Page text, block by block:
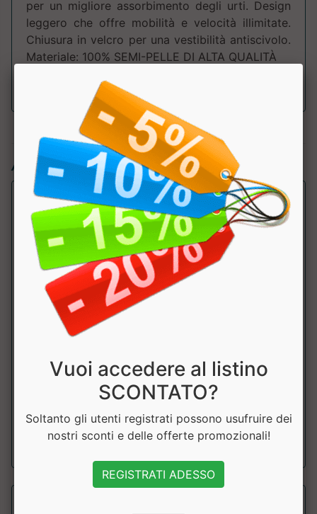
per un migliore assorbimento degli urti. Design
leggero che offre mobilità e velocità illimitate.
Chiusura in velcro per una vestibilità antiscivolo.
Materiale: 100% SEMI-PELLE DI ALTA QUALITÀ
Articoli simili:
PARATIBIA LEONE X IUTER PT01IU
Paratibia dal design originale, assicura protezione e
resistenza professionale. Prezzo sco...
a partire da € 62.91
Vuoi accedere al listino
SCONTATO?
Soltanto gli utenti registrati possono usufruire dei
nostri sconti e delle offerte promozionali!
REGISTRATI ADESSO